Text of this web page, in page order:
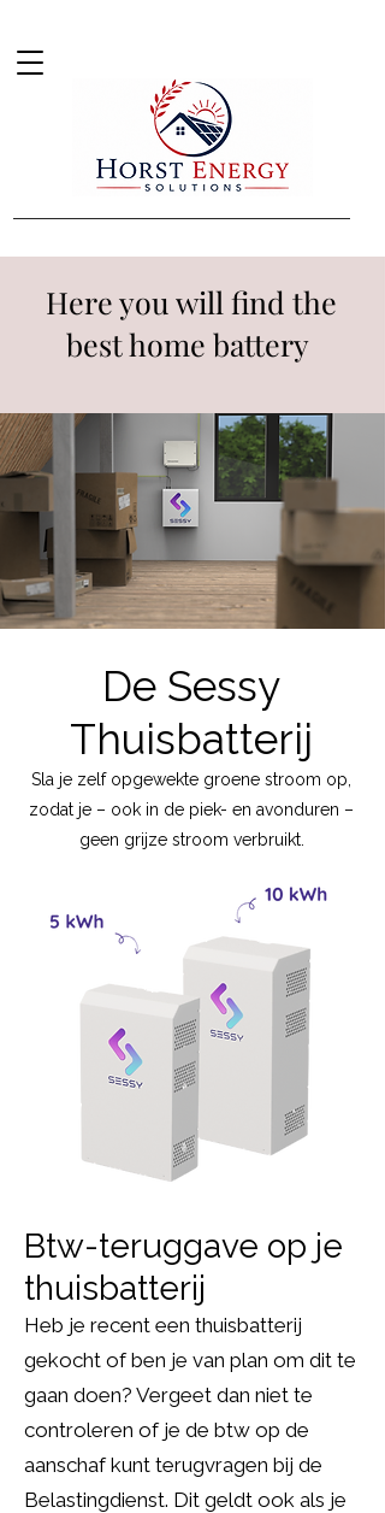
Here you will find the
best home battery
De Sessy
Thuisbatterij
Sla je zelf opgewekte groene stroom op,
zodat je – ook in de piek- en avonduren –
geen grijze stroom verbruikt.
Btw-teruggave op je
thuisbatterij
Heb je recent een thuisbatterij
gekocht of ben je van plan om dit te
gaan doen? Vergeet dan niet te
controleren of je de btw op de
aanschaf kunt terugvragen bij de
Belastingdienst. Dit geldt ook als je